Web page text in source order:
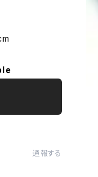
通報する